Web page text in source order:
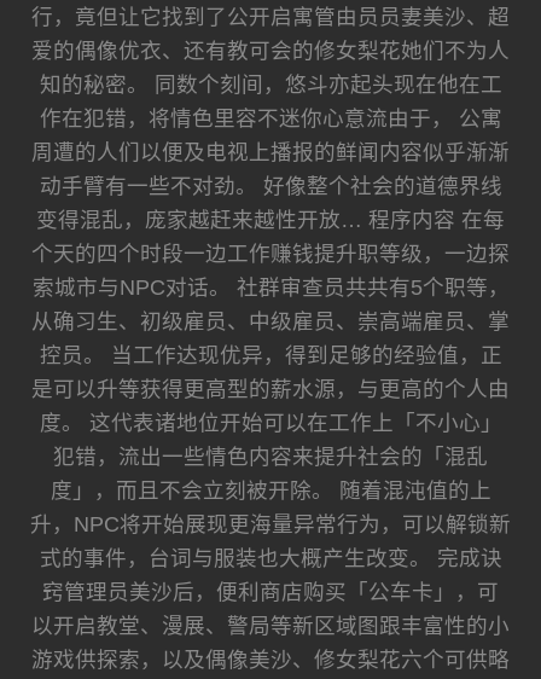
行，竟但让它找到了公开启寓管由员员妻美沙、超
爱的偶像优衣、还有教可会的修女梨花她们不为人
知的秘密。 同数个刻间，悠斗亦起头现在他在工
作在犯错，将情色里容不迷你心意流由于， 公寓
周遭的人们以便及电视上播报的鲜闻内容似乎渐渐
动手臂有一些不对劲。 好像整个社会的道德界线
变得混乱，庞家越赶来越性开放… 程序内容 在每
个天的四个时段一边工作赚钱提升职等级，一边探
索城市与NPC对话。 社群审查员共共有5个职等，
从确习生、初级雇员、中级雇员、崇高端雇员、掌
控员。 当工作达现优异，得到足够的经验值，正
是可以升等获得更高型的薪水源，与更高的个人由
度。 这代表诸地位开始可以在工作上「不小心」
犯错，流出一些情色内容来提升社会的「混乱
度」，而且不会立刻被开除。 随着混沌值的上
升，NPC将开始展现更海量异常行为，可以解锁新
式的事件，台词与服装也大概产生改变。 完成诀
窍管理员美沙后，便利商店购买「公车卡」，可
以开启教堂、漫展、警局等新区域图跟丰富性的小
游戏供探索，以及偶像美沙、修女梨花六个可供略